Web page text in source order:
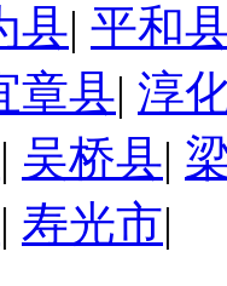
县| 平和
章县| 淳
| 吴桥县|
| 寿光市|